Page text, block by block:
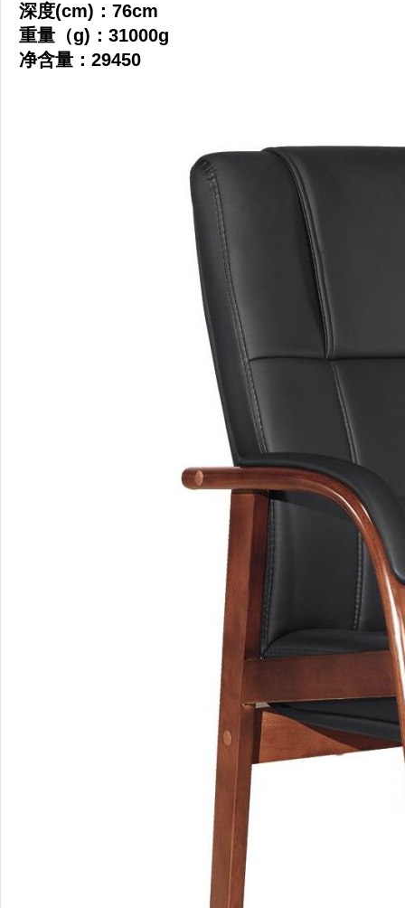
深度(cm)：76cm
重量（g)：31000g
净含量：29450